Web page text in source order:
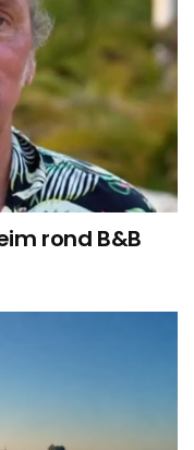
rond B&B